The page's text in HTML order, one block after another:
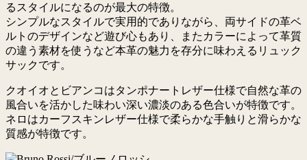
るスタイルになるのが最大の特徴。
シンプルなスタイルで実用的でありながら、両サイドの革ベ
ルトのデザインなど遊び心もあり、またカラーによって革質
の違う素材を使うなど本革の魅力を存分に味わえるリュック
サックです。
クオイオとビアンコはタンポナートレザー仕様で自然な革の
風合いを活かした味わい深い濃淡のある色合いが特徴です。
ネロはカーフスキンレザー仕様で柔らかな手触りと滑らかな
質感が特徴です。